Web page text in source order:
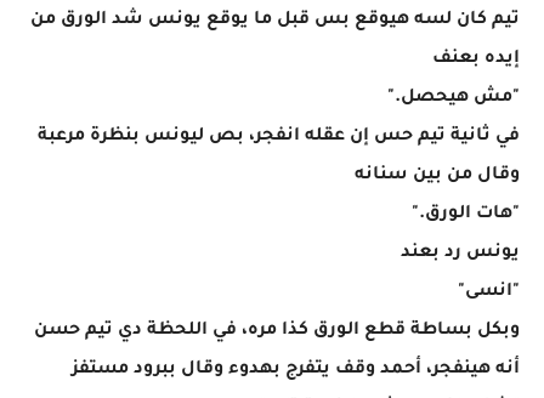
تيم كان لسه هيوقع بس قبل ما يوقع يونس شد الورق من
إيده بعنف
"مش هيحصل."
في ثانية تيم حس إن عقله انفجر، بص ليونس بنظرة مرعبة
وقال من بين سنانه
"هات الورق."
يونس رد بعند
"انسى"
وبكل بساطة قطع الورق كذا مره، في اللحظة دي تيم حسن
أنه هينفجر، أحمد وقف يتفرج بهدوء وقال ببرود مستفز